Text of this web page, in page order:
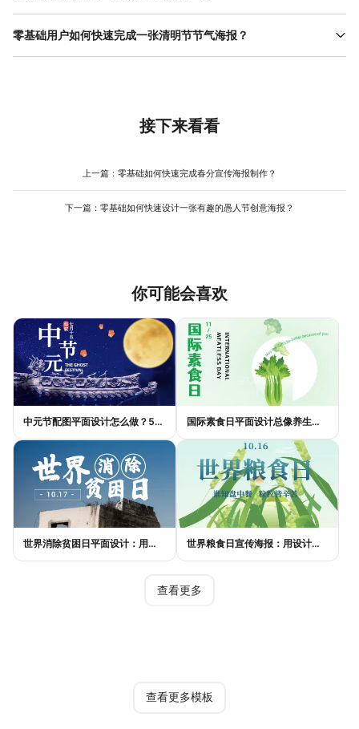
意境，突出清明节的文化底蕴。美图设计室（www.designkit.cn）
避免俗气的关键在于控制元素比例与配色饱和度。传统元素（如柳
枝、青团）的使用需遵循“少而精”原则，避免大量堆砌导致画面杂
设计师制作，配色与元素组合经过反复调整，用户可直接使用或在
零基础用户如何快速完成一张清明节节气海报？
零基础用户可从模板修改入手，快速掌握设计流程。以美图设计室
图、装饰元素），即可生成专业级海报。工具的智能排版功能会自
动调整元素位置与大小，避免手动调整的繁琐；实时预览功能则能
程无需设计基础，操作简单且效率高，适合新手快速完成清明节节
接下来看看
上一篇： 零基础如何快速完成春分宣传海报制作？
下一篇： 零基础如何快速设计一张有趣的愚人节创意海报？
你可能会喜欢
中元节配图平面设计怎么做？5种风格模板轻松搞定节日氛围 国际素食日平面设计总像养生广告？三个思路让它变酷
世界消除贫困日平面设计：用视觉语言传递尊严与温度 世界粮食日宣传海报：用设计传递"粮"心，让每一粒米都有声音
查看更多
查看更多模板